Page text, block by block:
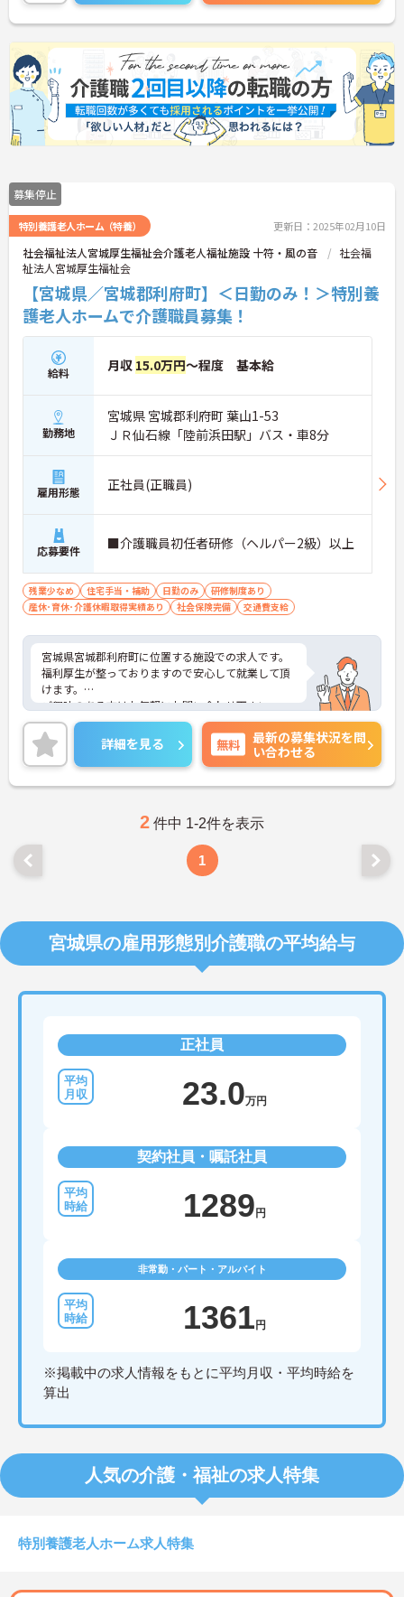
募集停止
特別養護老人ホーム（特養） 更新日：2025年02月10日
社会福祉法人宮城厚生福祉会介護老人福祉施設 十符・風の音
社会福
祉法人宮城厚生福祉会
【宮城県／宮城郡利府町】＜日勤のみ！＞特別養
護老人ホームで介護職員募集！
給料 月収 15.0万円～程度 基本給
勤務地
宮城県 宮城郡利府町 葉山1-53
ＪＲ仙石線「陸前浜田駅」バス・車8分
雇用形態 正社員(正職員)
応募要件 ■介護職員初任者研修（ヘルパー2級）以上
残業少なめ 住宅手当・補助 日勤のみ
研修制度あり
産休･育休･介護休暇取得実績あり
社会保険完備 交通費支給
宮城県宮城郡利府町に位置する施設での求人です。
福利厚生が整っておりますので安心して就業して頂
けます。
ご興味のある方はお気軽にお問い合わせ下さい。
詳細を見る 無料
最新の募集状況を問
い合わせる
2 件中 1-2件を表示
1
宮城県の雇用形態別介護職の平均給与
正社員
23.0万円
契約社員・嘱託社員
1289 円
非常勤・パート・アルバイト
1361 円
※掲載中の求人情報をもとに平均月収・平均時給を
算出
人気の介護・福祉の求人特集
特別養護老人ホーム求人特集